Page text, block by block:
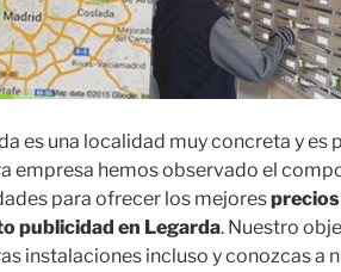
es una localidad muy concreta y es
empresa hemos observado el
para ofrecer los mejores
publicidad en Legarda. Nuestro
instalaciones incluso y conozcas a